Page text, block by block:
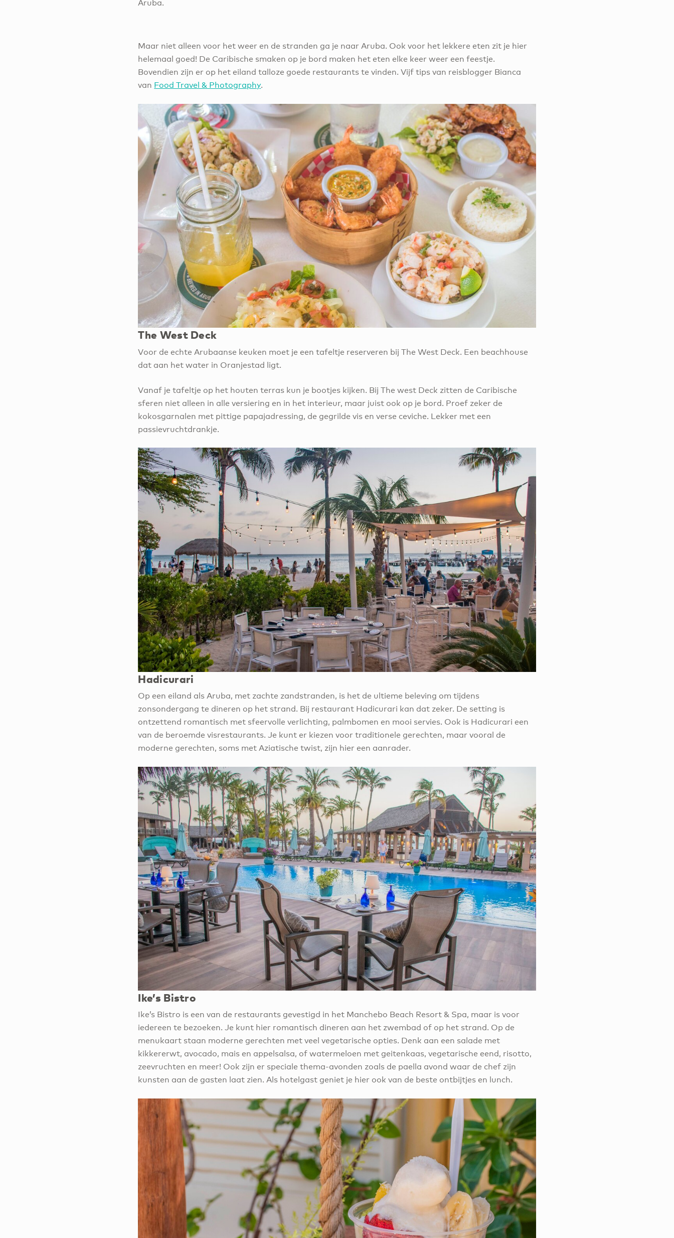
Aruba.
Maar niet alleen voor het weer en de stranden ga je naar Aruba. Ook voor het lekkere eten zit je hier
helemaal goed! De Caribische smaken op je bord maken het eten elke keer weer een feestje.
Bovendien zijn er op het eiland talloze goede restaurants te vinden. Vijf tips van reisblogger Bianca
van Food Travel & Photography.
The West Deck
Voor de echte Arubaanse keuken moet je een tafeltje reserveren bij The West Deck. Een beachhouse
dat aan het water in Oranjestad ligt.
Vanaf je tafeltje op het houten terras kun je bootjes kijken. Bij The west Deck zitten de Caribische
sferen niet alleen in alle versiering en in het interieur, maar juist ook op je bord. Proef zeker de
kokosgarnalen met pittige papajadressing, de gegrilde vis en verse ceviche. Lekker met een
passievruchtdrankje.
Hadicurari
Op een eiland als Aruba, met zachte zandstranden, is het de ultieme beleving om tijdens
zonsondergang te dineren op het strand. Bij restaurant Hadicurari kan dat zeker. De setting is
ontzettend romantisch met sfeervolle verlichting, palmbomen en mooi servies. Ook is Hadicurari een
van de beroemde visrestaurants. Je kunt er kiezen voor traditionele gerechten, maar vooral de
moderne gerechten, soms met Aziatische twist, zijn hier een aanrader.
Ike’s Bistro
Ike’s Bistro is een van de restaurants gevestigd in het Manchebo Beach Resort & Spa, maar is voor
iedereen te bezoeken. Je kunt hier romantisch dineren aan het zwembad of op het strand. Op de
menukaart staan moderne gerechten met veel vegetarische opties. Denk aan een salade met
kikkererwt, avocado, mais en appelsalsa, of watermeloen met geitenkaas, vegetarische eend, risotto,
zeevruchten en meer! Ook zijn er speciale thema-avonden zoals de paella avond waar de chef zijn
kunsten aan de gasten laat zien. Als hotelgast geniet je hier ook van de beste ontbijtjes en lunch.